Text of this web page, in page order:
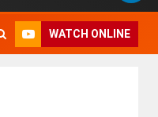
WATCH ONLINE